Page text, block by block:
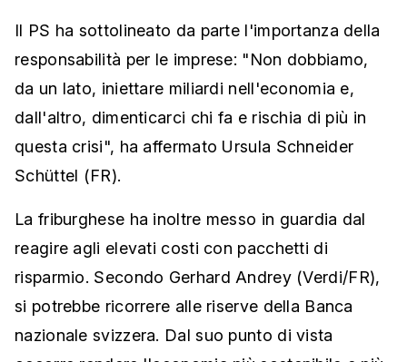
Il PS ha sottolineato da parte l'importanza della
responsabilità per le imprese: "Non dobbiamo,
da un lato, iniettare miliardi nell'economia e,
dall'altro, dimenticarci chi fa e rischia di più in
questa crisi", ha affermato Ursula Schneider
Schüttel (FR).
La friburghese ha inoltre messo in guardia dal
reagire agli elevati costi con pacchetti di
risparmio. Secondo Gerhard Andrey (Verdi/FR),
si potrebbe ricorrere alle riserve della Banca
nazionale svizzera. Dal suo punto di vista